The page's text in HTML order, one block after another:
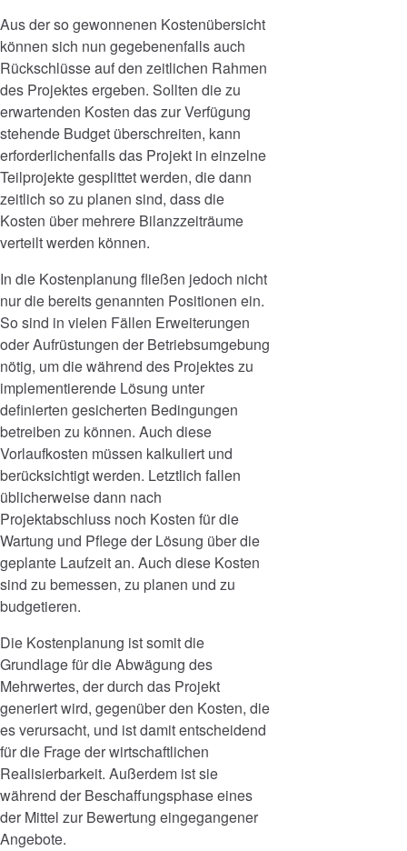
Aus der so gewonnenen Kostenübersicht
können sich nun gegebenenfalls auch
Rückschlüsse auf den zeitlichen Rahmen
des Projektes ergeben. Sollten die zu
erwartenden Kosten das zur Verfügung
stehende Budget überschreiten, kann
erforderlichenfalls das Projekt in einzelne
Teilprojekte gesplittet werden, die dann
zeitlich so zu planen sind, dass die
Kosten über mehrere Bilanzzeiträume
verteilt werden können.
In die Kostenplanung fließen jedoch nicht
nur die bereits genannten Positionen ein.
So sind in vielen Fällen Erweiterungen
oder Aufrüstungen der Betriebsumgebung
nötig, um die während des Projektes zu
implementierende Lösung unter
definierten gesicherten Bedingungen
betreiben zu können. Auch diese
Vorlaufkosten müssen kalkuliert und
berücksichtigt werden. Letztlich fallen
üblicherweise dann nach
Projektabschluss noch Kosten für die
Wartung und Pflege der Lösung über die
geplante Laufzeit an. Auch diese Kosten
sind zu bemessen, zu planen und zu
budgetieren.
Die Kostenplanung ist somit die
Grundlage für die Abwägung des
Mehrwertes, der durch das Projekt
generiert wird, gegenüber den Kosten, die
es verursacht, und ist damit entscheidend
für die Frage der wirtschaftlichen
Realisierbarkeit. Außerdem ist sie
während der Beschaffungsphase eines
der Mittel zur Bewertung eingegangener
Angebote.